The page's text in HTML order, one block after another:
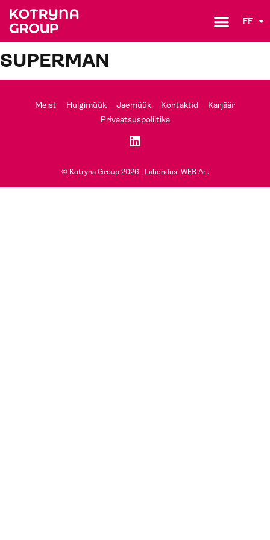
EE
SUPERMAN
Meist Hulgimüük Jaemüük Kontaktid
Karjäär
Privaatsuspoliitika
© Kotryna Group 2026 | Lahendus: WEB Art